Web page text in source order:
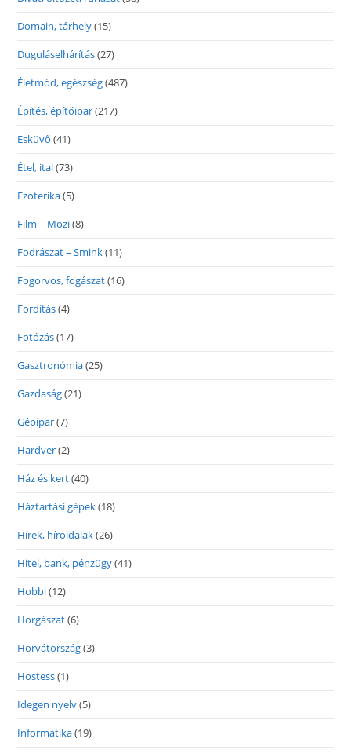
Domain, tárhely(15)
Duguláselhárítás(27)
Életmód, egészség(487)
Építés, építőipar(217)
Esküvő (41)
Étel, ital(73)
Ezoterika(5)
Film – Mozi(8)
Fodrászat – Smink(11)
Fogorvos, fogászat(16)
Fordítás(4)
Fotózás(17)
Gasztronómia(25)
Gazdaság(21)
Gépipar(7)
Hardver(2)
Ház és kert(40)
Háztartási gépek(18)
Hírek, híroldalak(26)
Hitel, bank, pénzügy(41)
Hobbi(12)
Horgászat(6)
Horvátország(3)
Hostess(1)
Idegen nyelv(5)
Informatika(19)